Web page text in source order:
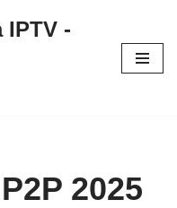
IPTV -
2025